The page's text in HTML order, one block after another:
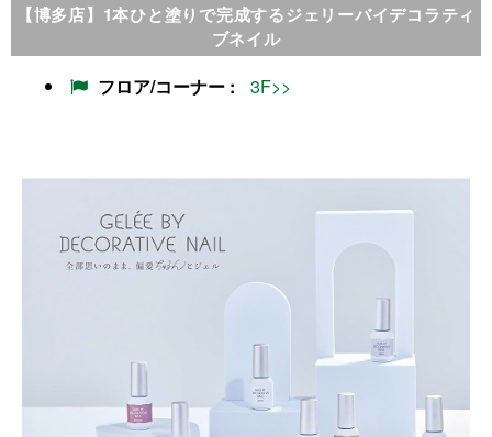
【博多店】1本ひと塗りで完成するジェリーバイデコラティ
ブネイル
フロア/コーナー 3F>>